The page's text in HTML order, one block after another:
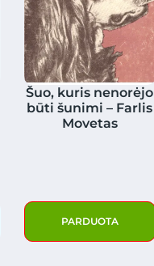
Šuo, kuris nenorėjo
būti šunimi – Farlis
Movetas
PARDUOTA